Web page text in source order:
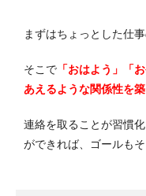
まずはちょっとした仕
そこで 「おはよう」「
あえるような関係性を
連絡を取ることが習慣
ができれば、ゴールも